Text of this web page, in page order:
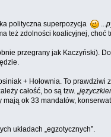
polityczna superpozycja
...
też zdolności koalicyjnej, choć
przegrany jak Kaczyński).
+ Hołownia. To prawdziwi
całość, bo są tzw.
mają ok 33 mandatów,
układach „egzotycznych”.